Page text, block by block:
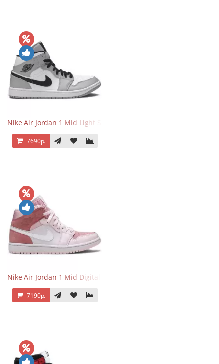
Nike Air Jordan 1 Mid Light Smoke Grey
7690р.
Nike Air Jordan 1 Mid Digital Pink
7190р.